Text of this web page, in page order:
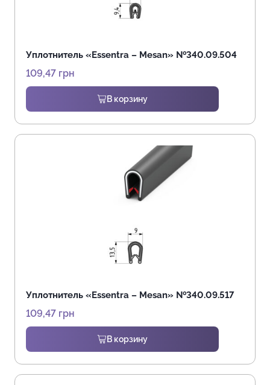
Уплотнитель «Essentra – Mesan» №340.09.504
109,47 грн
В корзину
Уплотнитель «Essentra – Mesan» №340.09.517
109,47 грн
В корзину